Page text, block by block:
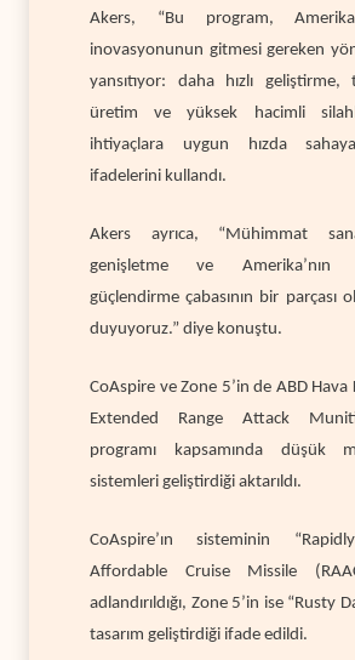
Akers, “Bu program,
inovasyonunun gitmesi gereken
yansıtıyor: daha hızlı
üretim ve yüksek hacimli
ihtiyaçlara uygun hızda
ifadelerini kullandı.
Akers ayrıca, “Mühimmat
genişletme ve Amerika’nın
güçlendirme çabasının bir parçası
duyuyoruz.” diye konuştu.
CoAspire ve Zone 5’in de ABD Hava
Extended Range Attack
programı kapsamında düşük
sistemleri geliştirdiği aktarıldı.
CoAspire’ın sisteminin
Affordable Cruise Missile
adlandırıldığı, Zone 5’in ise “Rusty
tasarım geliştirdiği ifade edildi.